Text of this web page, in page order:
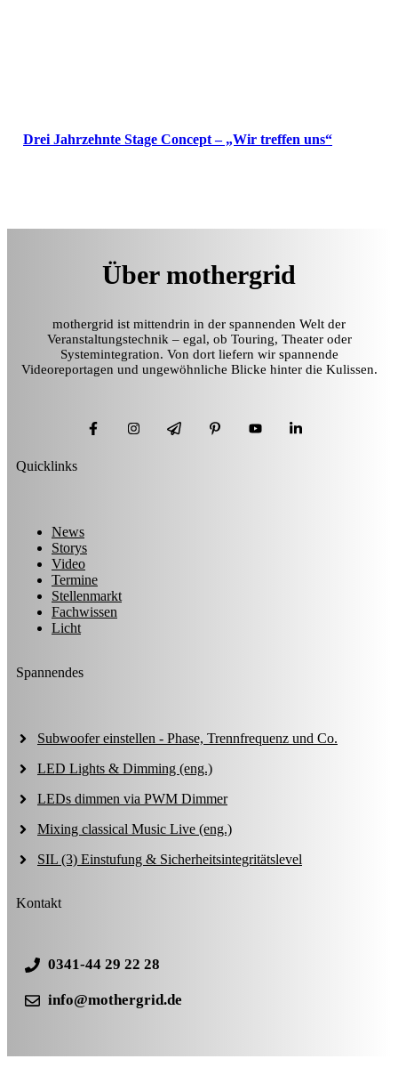
Drei Jahrzehnte Stage Concept – „Wir treffen uns“
Über mothergrid
mothergrid ist mittendrin in der spannenden Welt der
Veranstaltungstechnik – egal, ob Touring, Theater oder
Systemintegration. Von dort liefern wir spannende
Videoreportagen und ungewöhnliche Blicke hinter die Kulissen.
Quicklinks
News
Storys
Video
Termine
Stellenmarkt
Fachwissen
Licht
Spannendes
Subwoofer einstellen - Phase, Trennfrequenz und Co.
LED Lights & Dimming (eng.)
LEDs dimmen via PWM Dimmer
Mixing classical Music Live (eng.)
SIL (3) Einstufung & Sicherheitsintegritätslevel
Kontakt
0341-44 29 22 28
info@mothergrid.de